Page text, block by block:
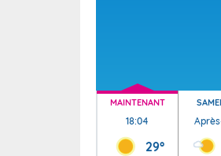
MAINTENANT
18:04
29°